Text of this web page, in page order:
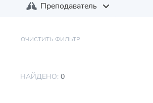
Преподаватель
ОЧИСТИТЬ ФИЛЬТР
НАЙДЕНО: 0